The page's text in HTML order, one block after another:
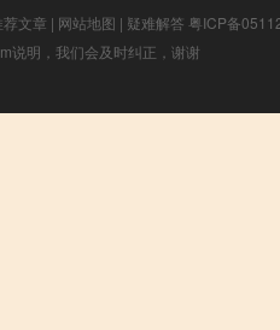
文章 | 网站地图 | 疑难解答 粤ICP备
说明，我们会及时纠正，谢谢